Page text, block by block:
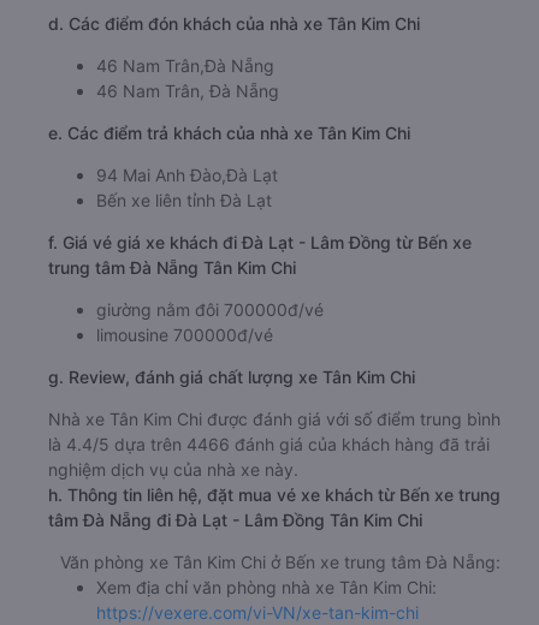
d. Các điểm đón khách của nhà xe Tân Kim Chi
46 Nam Trân,Đà Nẵng
46 Nam Trân, Đà Nẵng
e. Các điểm trả khách của nhà xe Tân Kim Chi
94 Mai Anh Đào,Đà Lạt
Bến xe liên tỉnh Đà Lạt
f. Giá vé giá xe khách đi Đà Lạt - Lâm Đồng từ Bến xe
trung tâm Đà Nẵng Tân Kim Chi
giường nằm đôi 700000đ/vé
limousine 700000đ/vé
g. Review, đánh giá chất lượng xe Tân Kim Chi
Nhà xe Tân Kim Chi được đánh giá với số điểm trung bình
là 4.4/5 dựa trên 4466 đánh giá của khách hàng đã trải
nghiệm dịch vụ của nhà xe này.
h. Thông tin liên hệ, đặt mua vé xe khách từ Bến xe trung
tâm Đà Nẵng đi Đà Lạt - Lâm Đồng Tân Kim Chi
Văn phòng xe Tân Kim Chi ở Bến xe trung tâm Đà Nẵng:
Xem địa chỉ văn phòng nhà xe Tân Kim Chi:
https://vexere.com/vi-VN/xe-tan-kim-chi